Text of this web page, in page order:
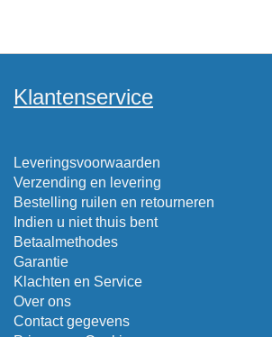
Klantenservice
Leveringsvoorwaarden
Verzending en levering
Bestelling ruilen en retourneren
Indien u niet thuis bent
Betaalmethodes
Garantie
Klachten en Service
Over ons
Contact gegevens